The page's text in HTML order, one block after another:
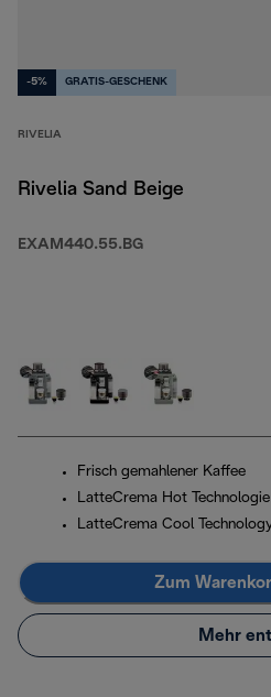
-5% GRATIS-GESCHENK
RIVELIA
Rivelia Sand Beige
EXAM440.55.BG
Frisch gemahlener Kaffee
LatteCrema Hot Technologie
LatteCrema Cool
Zum
Mehr